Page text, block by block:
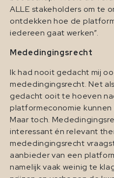
ALLE stakeholders om te
ontdekken hoe de
iedereen gaat werken”.
Mededingingsrecht
Ik had nooit gedacht mij
mededingingsrecht. Net
gedacht ooit te hoeven
platformeconomie kunnen
Maar toch.
interessant én relevant
mededingingsrecht
aanbieder van een
namelijk vaak weinig te